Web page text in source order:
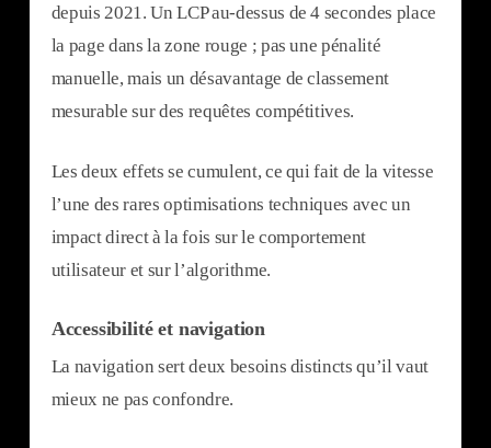
depuis 2021. Un LCP au-dessus de 4 secondes place
la page dans la zone rouge ; pas une pénalité
manuelle, mais un désavantage de classement
mesurable sur des requêtes compétitives.
Les deux effets se cumulent, ce qui fait de la vitesse
l’une des rares optimisations techniques avec un
impact direct à la fois sur le comportement
utilisateur et sur l’algorithme.
Accessibilité et navigation
La navigation sert deux besoins distincts qu’il vaut
mieux ne pas confondre.